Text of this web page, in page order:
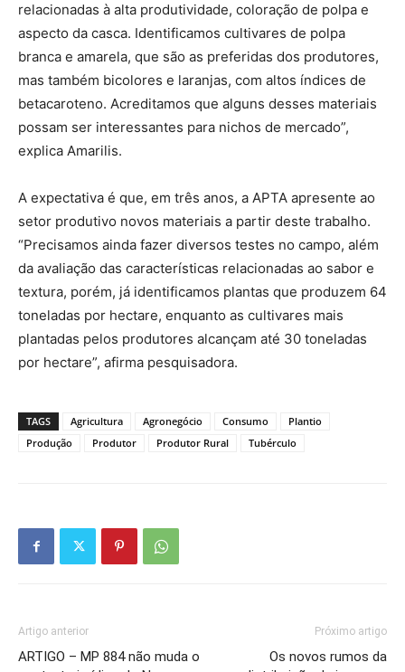
relacionadas à alta produtividade, coloração de polpa e
aspecto da casca. Identificamos cultivares de polpa
branca e amarela, que são as preferidas dos produtores,
mas também bicolores e laranjas, com altos índices de
betacaroteno. Acreditamos que alguns desses materiais
possam ser interessantes para nichos de mercado”,
explica Amarilis.
A expectativa é que, em três anos, a APTA apresente ao
setor produtivo novos materiais a partir deste trabalho.
“Precisamos ainda fazer diversos testes no campo, além
da avaliação das características relacionadas ao sabor e
textura, porém, já identificamos plantas que produzem 64
toneladas por hectare, enquanto as cultivares mais
plantadas pelos produtores alcançam até 30 toneladas
por hectare”, afirma pesquisadora.
TAGS Agricultura Agronegócio Consumo
Plantio
Produção
Produtor Produtor Rural Tubérculo
Artigo anterior
ARTIGO – MP 884 não muda o
Próximo artigo
Os novos rumos da